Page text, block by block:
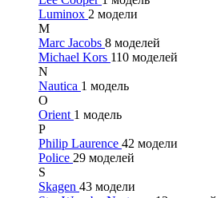
Luminox 2 модели
M
Marc Jacobs 8 моделей
Michael Kors 110 моделей
N
Nautica 1 модель
O
Orient 1 модель
P
Philip Laurence 42 модели
Police 29 моделей
S
Skagen 43 модели